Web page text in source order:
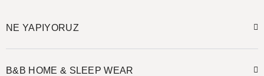
NE YAPIYORUZ
B&B HOME & SLEEP WEAR